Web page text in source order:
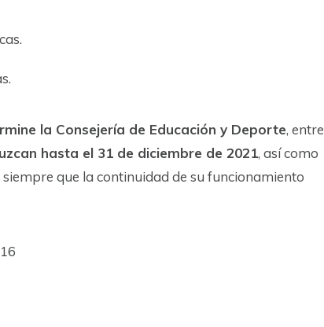
la Consejería de Educación y Deporte, entre
hasta el 31 de diciembre de 2021, así como
que la continuidad de su funcionamiento